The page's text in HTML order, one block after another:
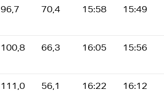
96,7 70,4 15:58 15:49
100,8 66,3 16:05 15:56
111,0 56,1 16:22 16:12